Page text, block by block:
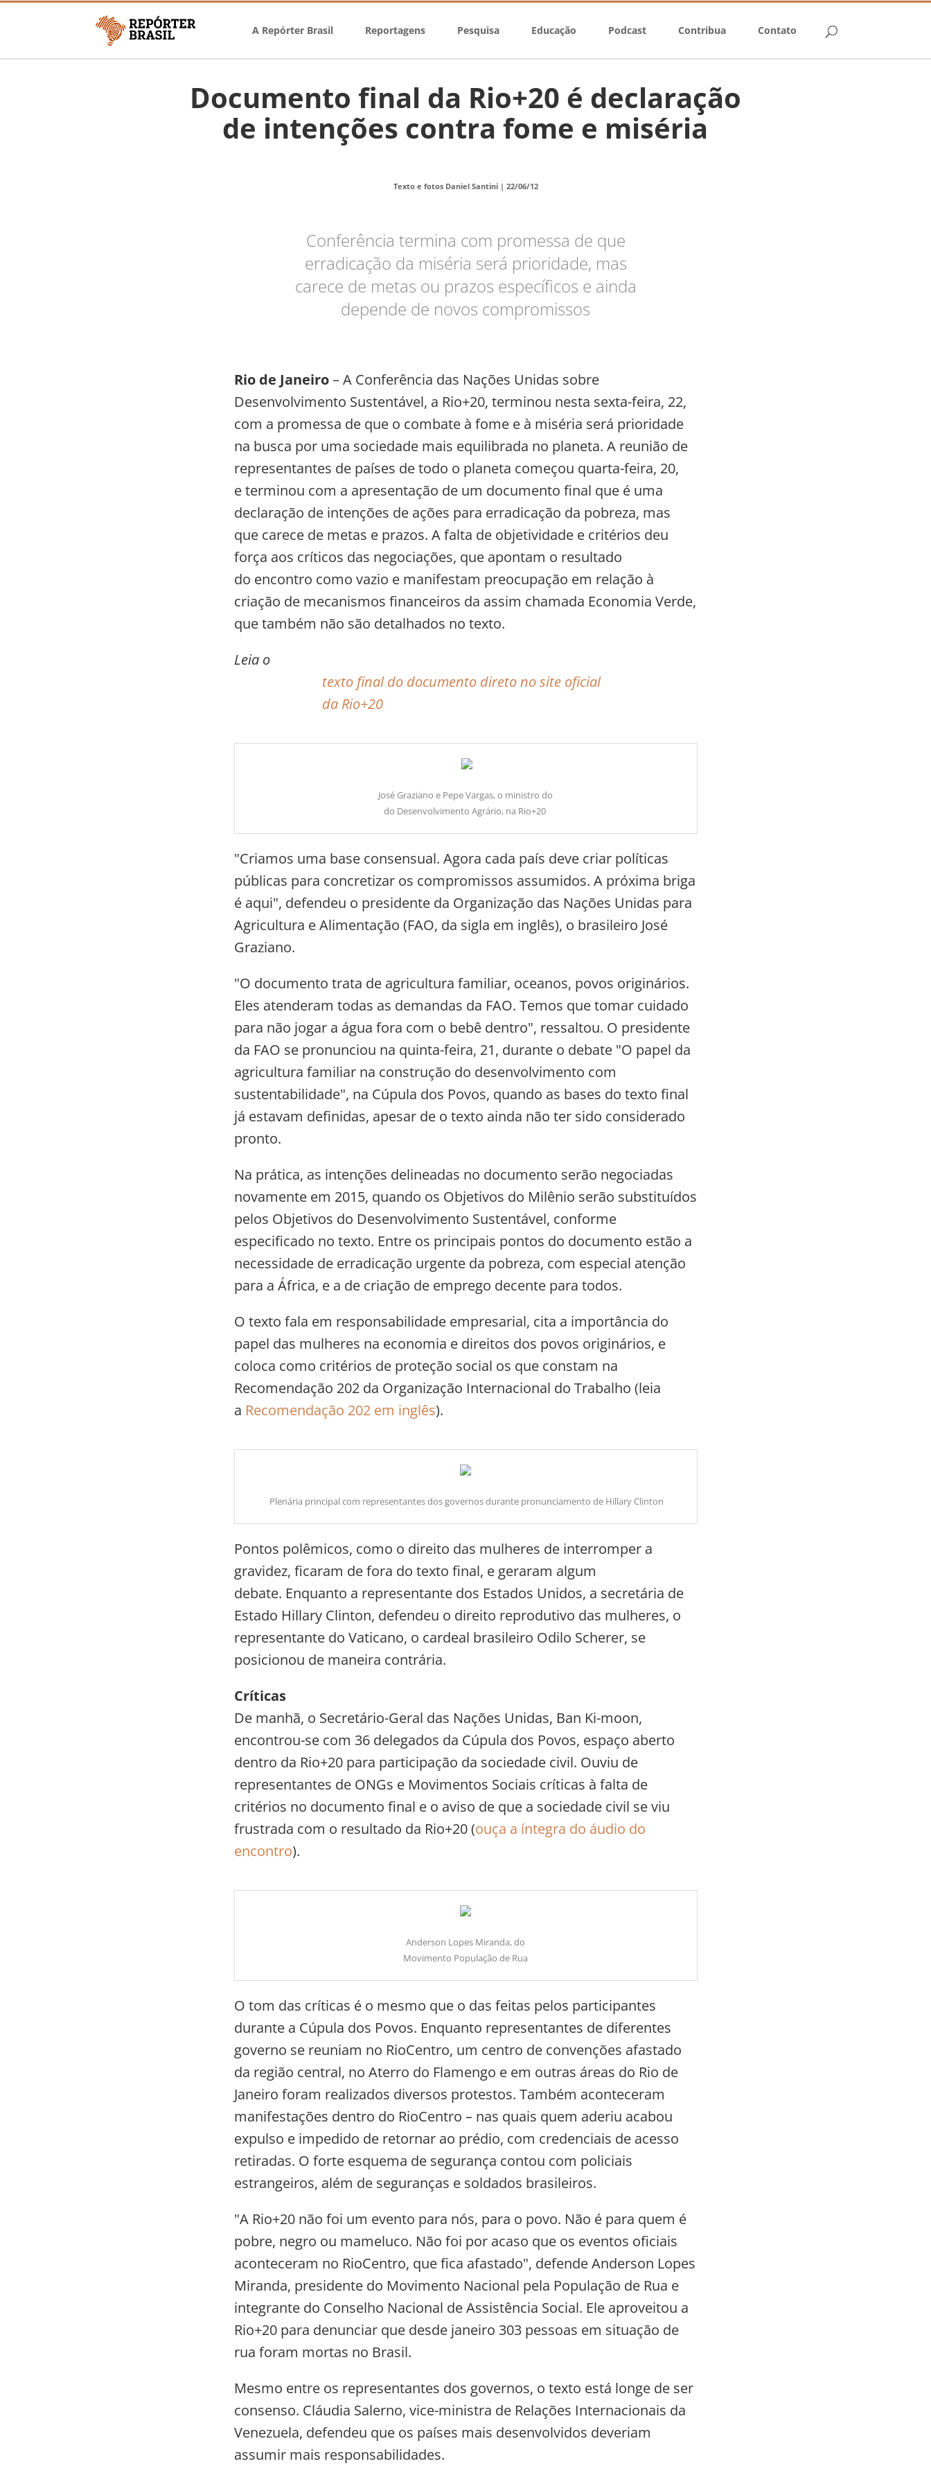
A Repórter Brasil Reportagens Pesquisa Educação Podcast Contribua Contato
Documento final da Rio+20 é declaração
de intenções contra fome e miséria
Texto e fotos Daniel Santini | 22/06/12
Conferência termina com promessa de que
erradicação da miséria será prioridade, mas
carece de metas ou prazos específicos e ainda
depende de novos compromissos
Rio de Janeiro– A Conferência das Nações Unidas sobre
Desenvolvimento Sustentável, a Rio+20, terminou nesta sexta-feira, 22,
com a promessa de que o combate à fome e à miséria será prioridade
na busca por uma sociedade mais equilibrada no planeta. A reunião de
representantes de países de todo o planeta começou quarta-feira, 20,
e terminou com a apresentação de um documento final que é uma
declaração de intenções de ações para erradicação da pobreza, mas
que carece de metas e prazos. A falta de objetividade e critérios deu
força aos críticos das negociações, que apontam o resultado
do encontro como vazio e manifestam preocupação em relação à
criação de mecanismos financeiros da assim chamada Economia Verde,
que também não são detalhados no texto.
Leia o
texto final do documento direto no site oficial
da Rio+20
José Graziano e Pepe Vargas, o ministro do
do Desenvolvimento Agrário, na Rio+20
"Criamos uma base consensual. Agora cada país deve criar políticas
públicas para concretizar os compromissos assumidos. A próxima briga
é aqui", defendeu o presidente da Organização das Nações Unidas para
Agricultura e Alimentação (FAO, da sigla em inglês), o brasileiro José
Graziano.
"O documento trata de agricultura familiar, oceanos, povos originários.
Eles atenderam todas as demandas da FAO. Temos que tomar cuidado
para não jogar a água fora com o bebê dentro", ressaltou. O presidente
da FAO se pronunciou na quinta-feira, 21, durante o debate "O papel da
agricultura familiar na construção do desenvolvimento com
sustentabilidade", na Cúpula dos Povos, quando as bases do texto final
já estavam definidas, apesar de o texto ainda não ter sido considerado
pronto.
Na prática, as intenções delineadas no documento serão negociadas
novamente em 2015, quando os Objetivos do Milênio serão substituídos
pelos Objetivos do Desenvolvimento Sustentável, conforme
especificado no texto. Entre os principais pontos do documento estão a
necessidade de erradicação urgente da pobreza, com especial atenção
para a África, e a de criação de emprego decente para todos.
O texto fala em responsabilidade empresarial, cita a importância do
papel das mulheres na economia e direitos dos povos originários, e
coloca como critérios de proteção social os que constam na
Recomendação 202 da Organização Internacional do Trabalho (leia
a Recomendação 202 em inglês).
Plenária principal com representantes dos governos durante pronunciamento de Hillary Clinton
Pontos polêmicos, como o direito das mulheres de interromper a
gravidez, ficaram de fora do texto final, e geraram algum
debate. Enquanto a representante dos Estados Unidos, a secretária de
Estado Hillary Clinton, defendeu o direito reprodutivo das mulheres, o
representante do Vaticano, o cardeal brasileiro Odilo Scherer, se
posicionou de maneira contrária.
Críticas
De manhã, o Secretário-Geral das Nações Unidas, Ban Ki-moon,
encontrou-se com 36 delegados da Cúpula dos Povos, espaço aberto
dentro da Rio+20 para participação da sociedade civil. Ouviu de
representantes de ONGs e Movimentos Sociais críticas à falta de
critérios no documento final e o aviso de que a sociedade civil se viu
frustrada com o resultado da Rio+20 (ouça a íntegra do áudio do
encontro).
Anderson Lopes Miranda, do
Movimento População de Rua
O tom das críticas é o mesmo que o das feitas pelos participantes
durante a Cúpula dos Povos. Enquanto representantes de diferentes
governo se reuniam no RioCentro, um centro de convenções afastado
da região central, no Aterro do Flamengo e em outras áreas do Rio de
Janeiro foram realizados diversos protestos. Também aconteceram
manifestações dentro do RioCentro – nas quais quem aderiu acabou
expulso e impedido de retornar ao prédio, com credenciais de acesso
retiradas. O forte esquema de segurança contou com policiais
estrangeiros, além de seguranças e soldados brasileiros.
"A Rio+20 não foi um evento para nós, para o povo. Não é para quem é
pobre, negro ou mameluco. Não foi por acaso que os eventos oficiais
aconteceram no RioCentro, que fica afastado", defende Anderson Lopes
Miranda, presidente do Movimento Nacional pela População de Rua e
integrante do Conselho Nacional de Assistência Social. Ele aproveitou a
Rio+20 para denunciar que desde janeiro 303 pessoas em situação de
rua foram mortas no Brasil.
Mesmo entre os representantes dos governos, o texto está longe de ser
consenso. Cláudia Salerno, vice-ministra de Relações Internacionais da
Venezuela, defendeu que os países mais desenvolvidos deveriam
assumir mais responsabilidades.